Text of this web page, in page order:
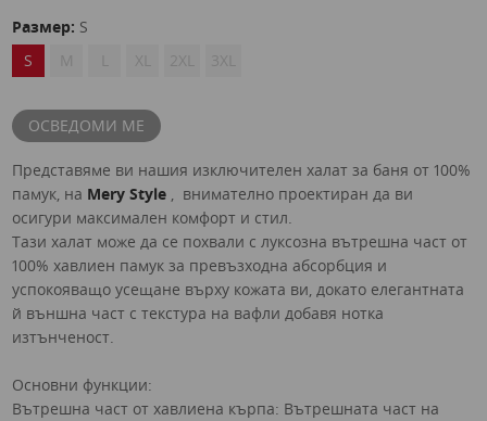
Размер: S
S
M L XL 2XL 3XL
ОСВЕДОМИ МЕ
Представяме ви нашия изключителен халат за баня от 100%
памук, на Mery Style , внимателно проектиран да ви
осигури максимален комфорт и стил.
Тази халат може да се похвали с луксозна вътрешна част от
100% хавлиен памук за превъзходна абсорбция и
успокояващо усещане върху кожата ви, докато елегантната
й външна част с текстура на вафли добавя нотка
изтънченост.
Основни функции:
Вътрешна част от хавлиена кърпа: Вътрешната част на